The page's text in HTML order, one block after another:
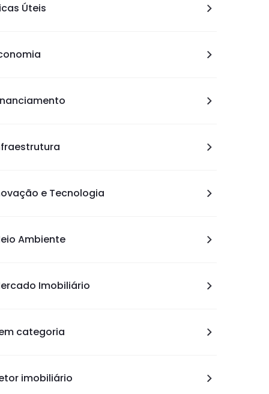
Úteis
e Tecnologia
Ambiente
Imobiliário
categoria
imobiliário